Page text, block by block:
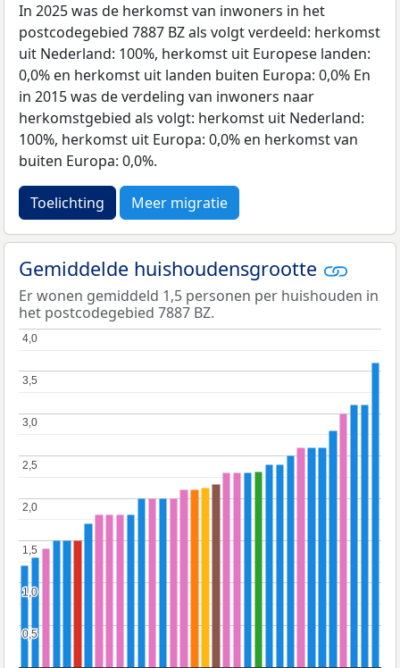
In 2025 was de herkomst van inwoners in het
postcodegebied 7887 BZ als volgt verdeeld: herkomst
uit Nederland: 100%, herkomst uit Europese landen:
0,0% en herkomst uit landen buiten Europa: 0,0% En
in 2015 was de verdeling van inwoners naar
herkomstgebied als volgt: herkomst uit Nederland:
100%, herkomst uit Europa: 0,0% en herkomst van
buiten Europa: 0,0%.
Toelichting Meer migratie
Gemiddelde huishoudensgrootte
Er wonen gemiddeld 1,5 personen per huishouden in
het postcodegebied 7887 BZ.
0,5
0,5
1,0
1,0
1,5
1,5
2,0
2,0
2,5
2,5
3,0
3,0
3,5
3,5
4,0
4,0